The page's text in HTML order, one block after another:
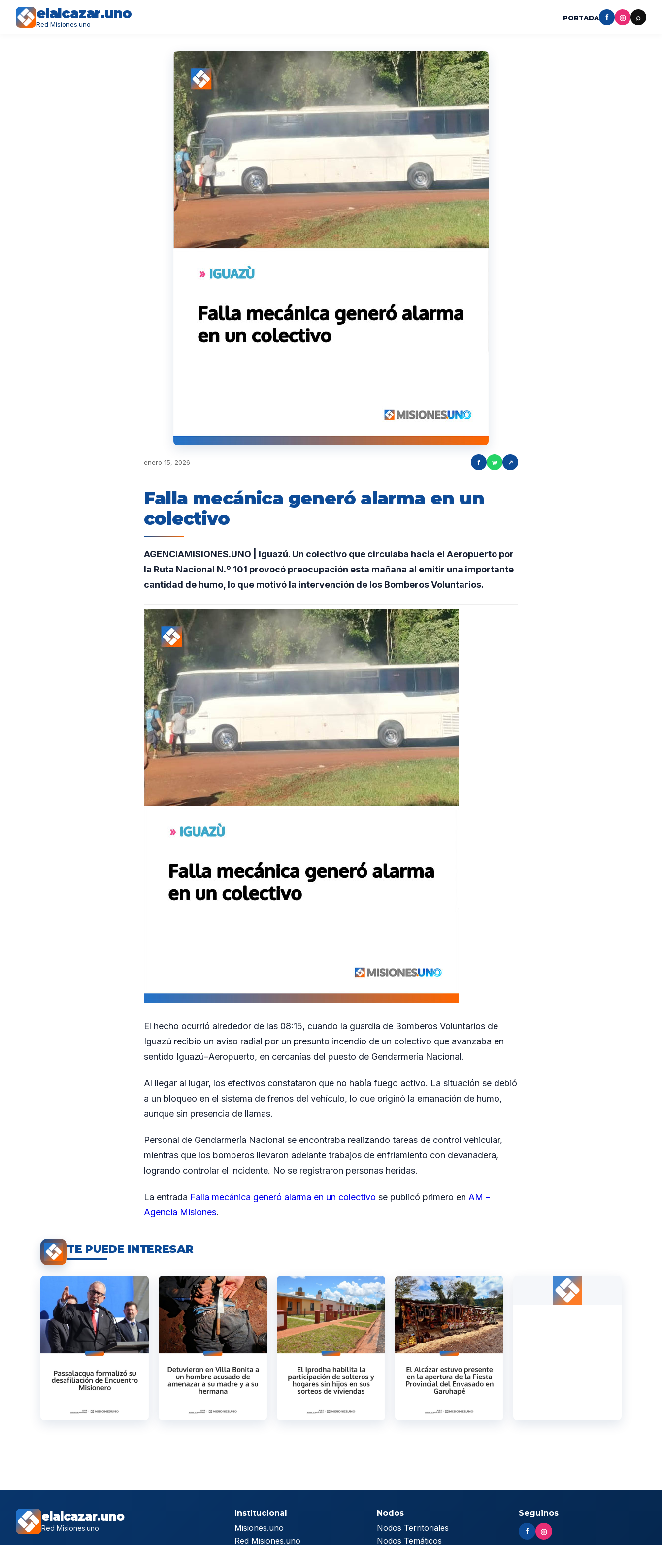
elalcazar.uno
Red Misiones.uno
PORTADA f ◎ ⌕
enero 15, 2026 f w ↗
Falla mecánica generó alarma en un
colectivo
AGENCIAMISIONES.UNO | Iguazú. Un colectivo que circulaba hacia el Aeropuerto por
la Ruta Nacional N.º 101 provocó preocupación esta mañana al emitir una importante
cantidad de humo, lo que motivó la intervención de los Bomberos Voluntarios.
El hecho ocurrió alrededor de las 08:15, cuando la guardia de Bomberos Voluntarios de
Iguazú recibió un aviso radial por un presunto incendio de un colectivo que avanzaba en
sentido Iguazú–Aeropuerto, en cercanías del puesto de Gendarmería Nacional.
Al llegar al lugar, los efectivos constataron que no había fuego activo. La situación se debió
a un bloqueo en el sistema de frenos del vehículo, lo que originó la emanación de humo,
aunque sin presencia de llamas.
Personal de Gendarmería Nacional se encontraba realizando tareas de control vehicular,
mientras que los bomberos llevaron adelante trabajos de enfriamiento con devanadera,
logrando controlar el incidente. No se registraron personas heridas.
La entrada Falla mecánica generó alarma en un colectivo se publicó primero en AM –
Agencia Misiones.
TE PUEDE INTERESAR
elalcazar.uno
Red Misiones.uno
Institucional
Misiones.uno
Red Misiones.uno
Nodos
Nodos Territoriales
Nodos Temáticos
Seguinos
f ◎